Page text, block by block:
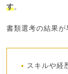
す。
書類選考の結果が
スキルや経